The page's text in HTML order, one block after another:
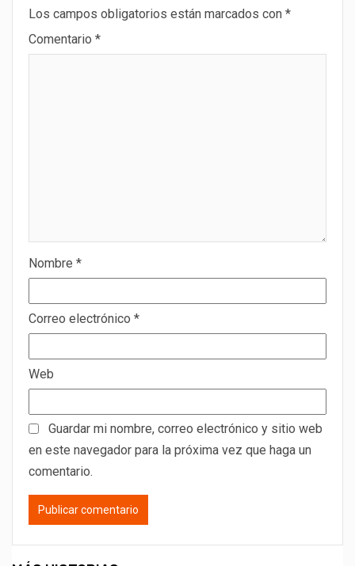
Los campos obligatorios están marcados con *
Comentario *
Nombre *
Correo electrónico *
Web
Guardar mi nombre, correo electrónico y sitio web
en este navegador para la próxima vez que haga un
comentario.